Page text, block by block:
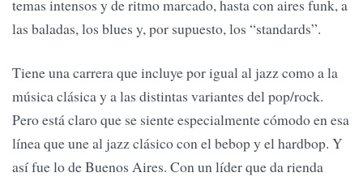
temas intensos y de ritmo marcado, hasta con aires funk, a
las baladas, los blues y, por supuesto, los “standards”.
Tiene una carrera que incluye por igual al jazz como a la
música clásica y a las distintas variantes del pop/rock.
Pero está claro que se siente especialmente cómodo en esa
línea que une al jazz clásico con el bebop y el hardbop. Y
así fue lo de Buenos Aires. Con un líder que da rienda